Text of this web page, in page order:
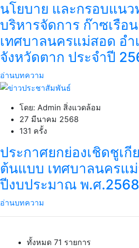
นโยบาย และกรอบแนว
บริหารจัดการ ก๊าซเรือ
เทศบาลนครแม่สอด อำ
จังหวัดตาก ประจำปี
อ่านบทความ
โดย: Admin สิ่งแวดล้อม
27 มีนาคม 2568
131 ครั้ง
ประกาศยกย่องเชิดชูเกี
ต้นแบบ เทศบาลนครแ
ปีงบประมาณ พ.ศ.2568
อ่านบทความ
ทั้งหมด 71 รายการ